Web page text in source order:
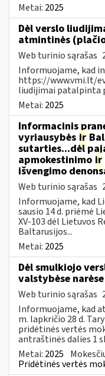
Metai: 2025
Dėl verslo
atmintinės
Web turinio sąrašas
Informuojame, kad
https://www.vmi.lt/
liudijimai patalpinta
Metai: 2025
Informacinis
vyriausybės ir
sutarties...dėl
apmokestinimo ir
išvengimo
Web turinio sąrašas
Informuojame, kad
sausio 14 d. priėmė
XV-103 dėl Lietuvos
Baltarusijos...
Metai: 2025
Dėl smulkiojo
valstybėse narėse
Web turinio sąrašas
Informuojame, kad
m. lapkričio 28 d.
pridėtinės vertės
antraštinės dalies 1
Metai: 2025
Pridėtinės vertės